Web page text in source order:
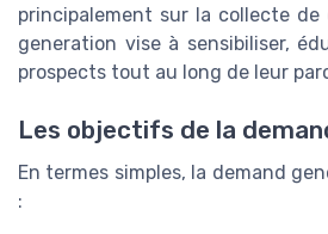
principalement sur la collecte
generation vise à sensibiliser,
prospects tout au long de leur
Les objectifs de la
En termes simples, la demand
: